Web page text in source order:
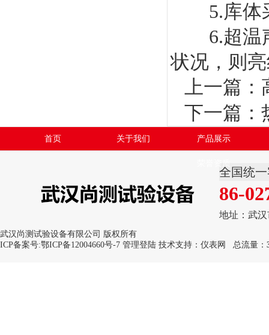
5.库体采
6.超温
状况，则
上一篇：
下一篇：
首页 关于我们 产品展示
全国统
86-
地址：武
武汉尚测试验设备有限公司 版权所有
ICP备案号:鄂ICP备12004660号-7 管理登陆 技术支持： 仪表网 总流量：